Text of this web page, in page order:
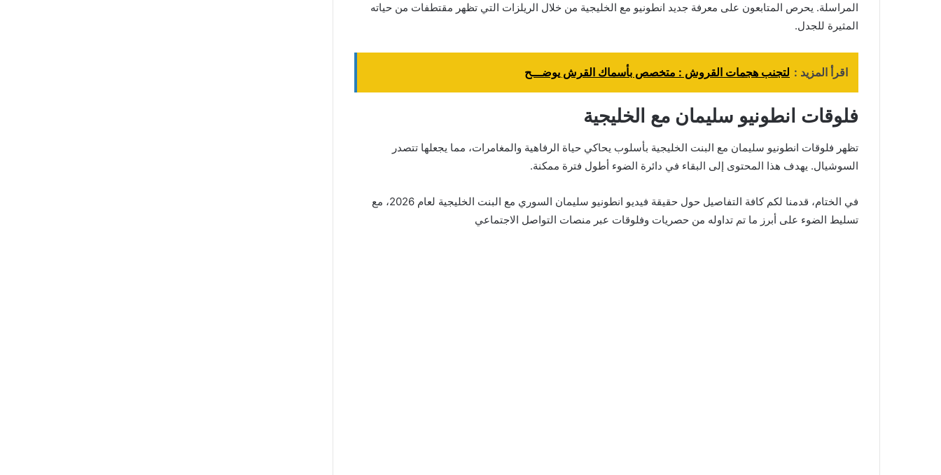
المراسلة. يحرص المتابعون على معرفة جديد انطونيو مع الخليجية من خلال الريلزات التي تظهر مقتطفات من حياته
المثيرة للجدل.
اقرأ المزيد : لتجنب هجمات القروش : متخصص بأسماك القرش يوضـــح
فلوقات انطونيو سليمان مع الخليجية
تظهر فلوقات انطونيو سليمان مع البنت الخليجية بأسلوب يحاكي حياة الرفاهية والمغامرات، مما يجعلها تتصدر
السوشيال. يهدف هذا المحتوى إلى البقاء في دائرة الضوء أطول فترة ممكنة.
في الختام، قدمنا لكم كافة التفاصيل حول حقيقة فيديو انطونيو سليمان السوري مع البنت الخليجية لعام 2026، مع
تسليط الضوء على أبرز ما تم تداوله من حصريات وفلوقات عبر منصات التواصل الاجتماعي